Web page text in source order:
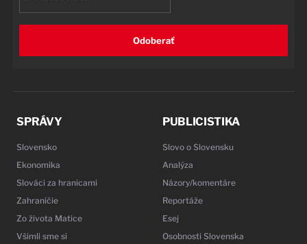
Odoberať
SPRÁVY
Slovensko
Ekonomika
Slováci za hranicami
Zahraničie
Zo života Matice
Všimli sme si
PUBLICISTIKA
Slovo o Slovensku
Analýza
Názory/komentáre
Reportáže
Esej
Osobnosti Slovenska